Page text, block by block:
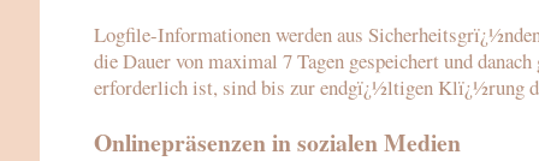
Logfile-Informationen werden aus
die Dauer von maximal 7 Tagen gespeichert und
erforderlich ist, sind bis zur endgï¿½ltigen Klï¿½rung
Onlinepräsenzen in sozialen Medien